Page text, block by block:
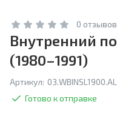
0 отзывов
Внутренний
(1980–1991)
Артикул:
Готово к отправке